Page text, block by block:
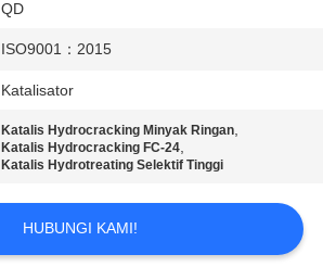
QD
ISO9001：2015
Katalisator
Katalis Hydrocracking Minyak Ringan,
Katalis Hydrocracking FC-24,
Katalis Hydrotreating Selektif Tinggi
HUBUNGI KAMI!